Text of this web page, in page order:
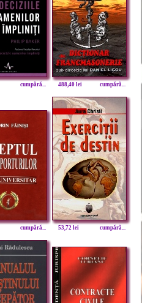
cumpără... 488,40 lei cumpără...
cumpără... 53,72 lei cumpără...